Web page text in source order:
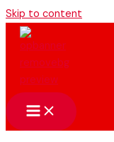
Skip to content